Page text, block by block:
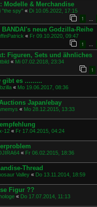
Modelle & Merchandise
"the spy" « Di 10.05.2022, 17:15
1
neue Godzilla-Reihe
« Fr 09.10.2020, 09:47
1 …
Figuren, Sets und ähnliches
« Mi 07.02.2018, 23:34
1
gibt es .........
« Mo 19.06.2017, 08:36
Japan/ebay
« Mo 28.12.2015, 13:33
12 « Fr 17.04.2015, 04:24
« Fr 06.02.2015, 18:36
Thread
Valley « Do 13.11.2014, 18:59
Figur ??
« Do 17.07.2014, 11:13